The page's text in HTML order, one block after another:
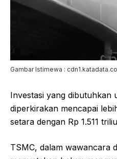
Gambar Istimewa :
Investasi yang dibutuhkan
diperkirakan mencapai
setara dengan Rp 1.511
TSMC, dalam wawancara